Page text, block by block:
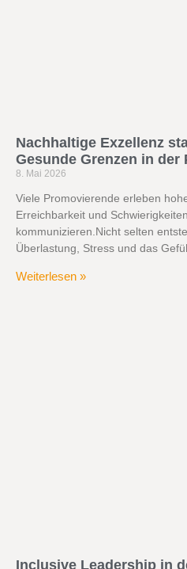
Nachhaltige Exzellenz
Gesunde Grenzen in
8. Mai 2026
Viele Promovierende erleben
Erreichbarkeit und
kommunizieren.Nicht selten
Überlastung, Stress und das
Weiterlesen »
Inclusive Leadership in